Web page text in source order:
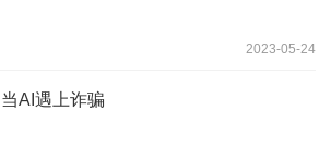
2023-05-24
当AI遇上诈骗